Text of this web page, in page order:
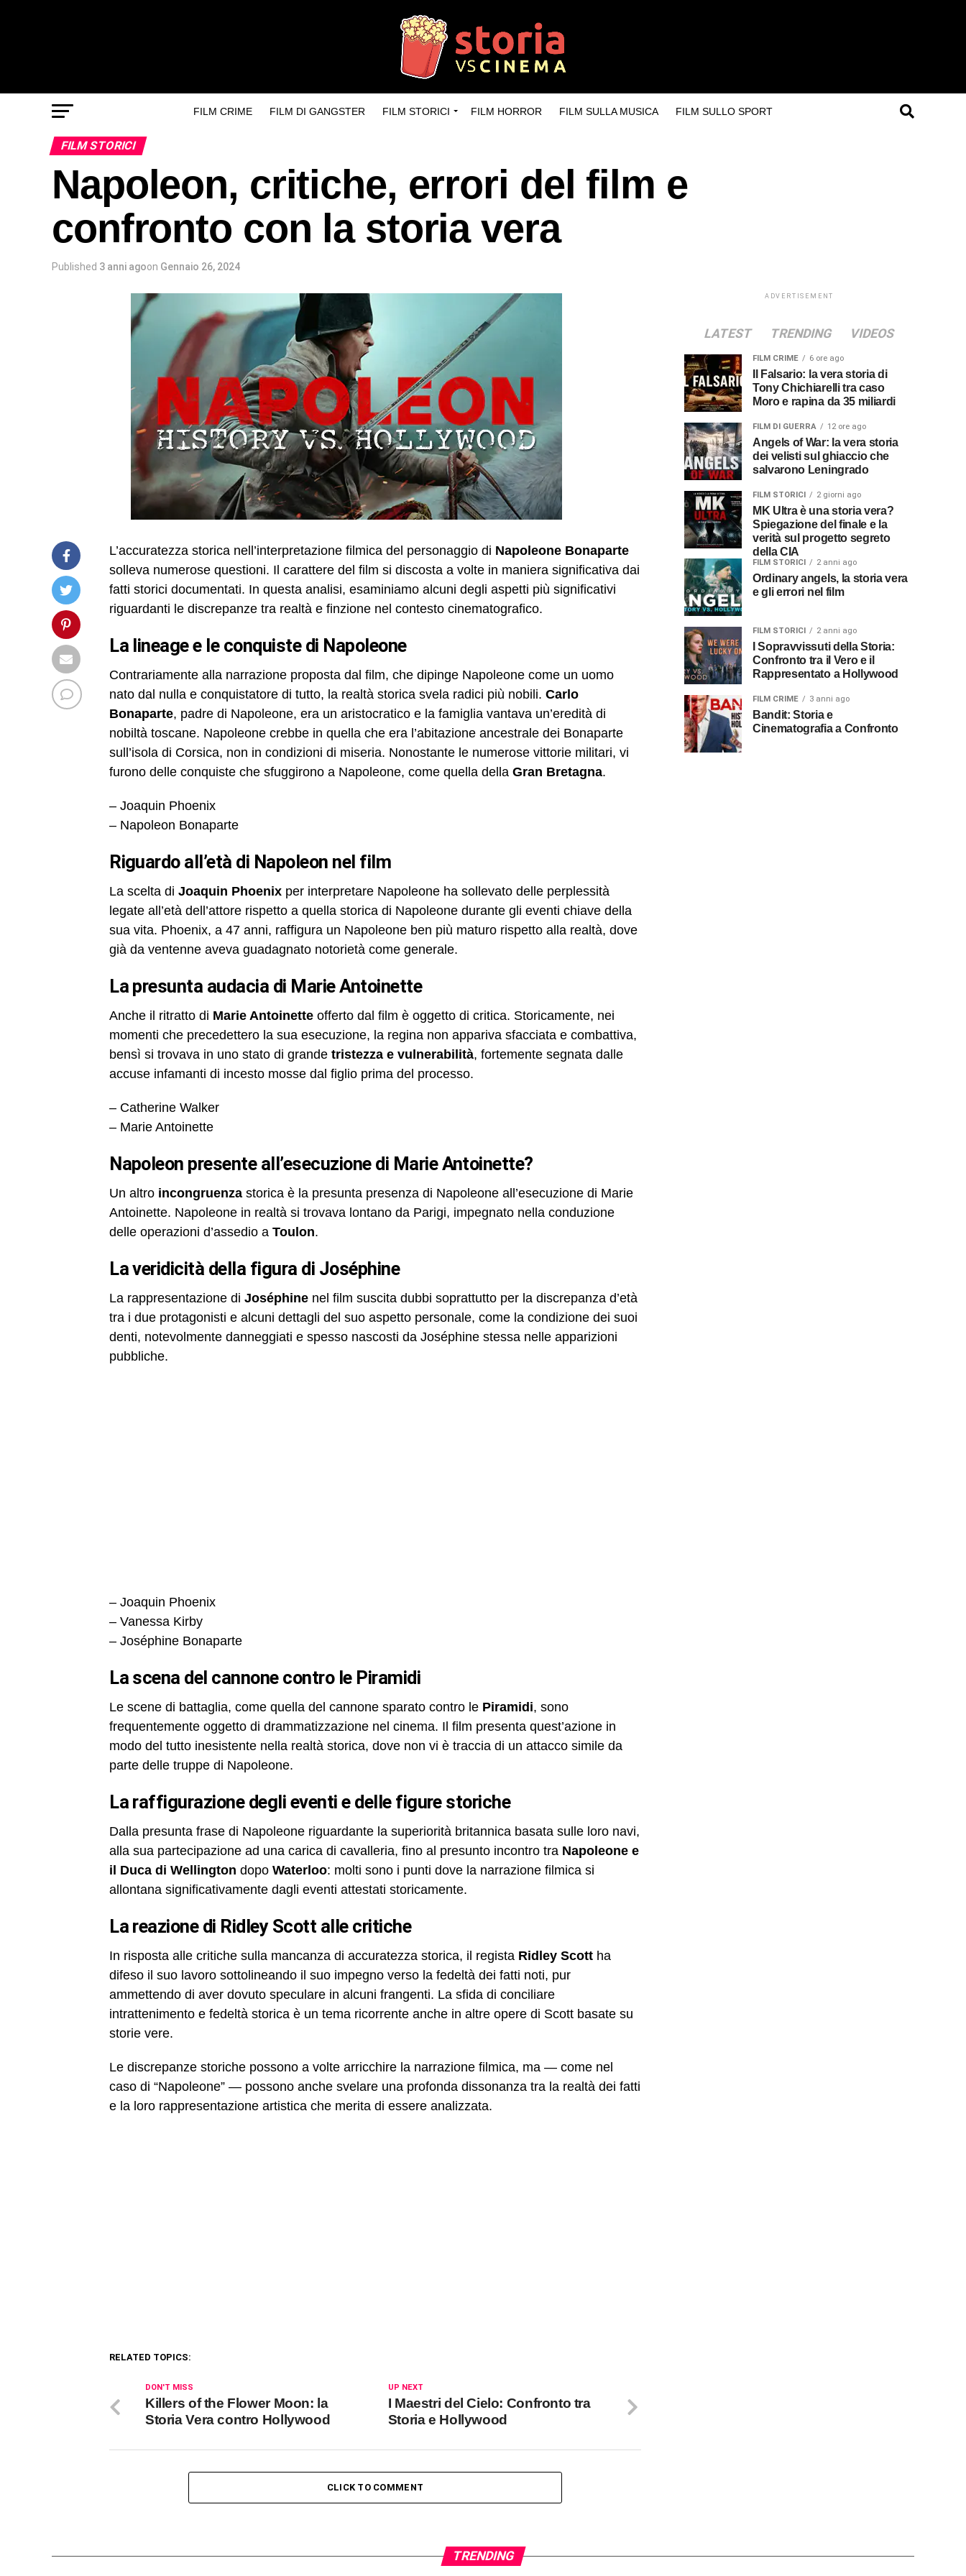
FILM CRIME FILM DI GANGSTER FILM STORICI FILM HORROR FILM SULLA MUSICA FILM SULLO SPORT
FILM STORICI
Napoleon, critiche, errori del film e
confronto con la storia vera
Published 3 anni agoon Gennaio 26, 2024
L’accuratezza storica nell’interpretazione filmica del personaggio di Napoleone Bonaparte
solleva numerose questioni. Il carattere del film si discosta a volte in maniera significativa dai
fatti storici documentati. In questa analisi, esaminiamo alcuni degli aspetti più significativi
riguardanti le discrepanze tra realtà e finzione nel contesto cinematografico.
la lineage e le conquiste di Napoleone
Contrariamente alla narrazione proposta dal film, che dipinge Napoleone come un uomo
nato dal nulla e conquistatore di tutto, la realtà storica svela radici più nobili. Carlo
Bonaparte, padre di Napoleone, era un aristocratico e la famiglia vantava un’eredità di
nobiltà toscane. Napoleone crebbe in quella che era l’abitazione ancestrale dei Bonaparte
sull’isola di Corsica, non in condizioni di miseria. Nonostante le numerose vittorie militari, vi
furono delle conquiste che sfuggirono a Napoleone, come quella della Gran Bretagna.
– Joaquin Phoenix
– Napoleon Bonaparte
riguardo all’età di Napoleon nel film
La scelta di Joaquin Phoenix per interpretare Napoleone ha sollevato delle perplessità
legate all’età dell’attore rispetto a quella storica di Napoleone durante gli eventi chiave della
sua vita. Phoenix, a 47 anni, raffigura un Napoleone ben più maturo rispetto alla realtà, dove
già da ventenne aveva guadagnato notorietà come generale.
la presunta audacia di Marie Antoinette
Anche il ritratto di Marie Antoinette offerto dal film è oggetto di critica. Storicamente, nei
momenti che precedettero la sua esecuzione, la regina non appariva sfacciata e combattiva,
bensì si trovava in uno stato di grande tristezza e vulnerabilità, fortemente segnata dalle
accuse infamanti di incesto mosse dal figlio prima del processo.
– Catherine Walker
– Marie Antoinette
Napoleon presente all’esecuzione di Marie Antoinette?
Un altro incongruenza storica è la presunta presenza di Napoleone all’esecuzione di Marie
Antoinette. Napoleone in realtà si trovava lontano da Parigi, impegnato nella conduzione
delle operazioni d’assedio a Toulon.
la veridicità della figura di Joséphine
La rappresentazione di Joséphine nel film suscita dubbi soprattutto per la discrepanza d’età
tra i due protagonisti e alcuni dettagli del suo aspetto personale, come la condizione dei suoi
denti, notevolmente danneggiati e spesso nascosti da Joséphine stessa nelle apparizioni
pubbliche.
– Joaquin Phoenix
– Vanessa Kirby
– Joséphine Bonaparte
la scena del cannone contro le Piramidi
Le scene di battaglia, come quella del cannone sparato contro le Piramidi, sono
frequentemente oggetto di drammatizzazione nel cinema. Il film presenta quest’azione in
modo del tutto inesistente nella realtà storica, dove non vi è traccia di un attacco simile da
parte delle truppe di Napoleone.
la raffigurazione degli eventi e delle figure storiche
Dalla presunta frase di Napoleone riguardante la superiorità britannica basata sulle loro navi,
alla sua partecipazione ad una carica di cavalleria, fino al presunto incontro tra Napoleone e
il Duca di Wellington dopo Waterloo: molti sono i punti dove la narrazione filmica si
allontana significativamente dagli eventi attestati storicamente.
la reazione di Ridley Scott alle critiche
In risposta alle critiche sulla mancanza di accuratezza storica, il regista Ridley Scott ha
difeso il suo lavoro sottolineando il suo impegno verso la fedeltà dei fatti noti, pur
ammettendo di aver dovuto speculare in alcuni frangenti. La sfida di conciliare
intrattenimento e fedeltà storica è un tema ricorrente anche in altre opere di Scott basate su
storie vere.
Le discrepanze storiche possono a volte arricchire la narrazione filmica, ma — come nel
caso di “Napoleone” — possono anche svelare una profonda dissonanza tra la realtà dei fatti
e la loro rappresentazione artistica che merita di essere analizzata.
RELATED TOPICS:
UP NEXT
I Maestri del Cielo: Confronto tra
Storia e Hollywood
DON'T MISS
Killers of the Flower Moon: la
Storia Vera contro Hollywood
CLICK TO COMMENT
ADVERTISEMENT
LATEST TRENDING VIDEOS
FILM CRIME 6 ore ago
Tony Chichiarelli tra caso
Moro e rapina da 35 miliardi
FILM DI GUERRA 12 ore ago
Angels of War: la vera storia
dei velisti sul ghiaccio che
salvarono Leningrado
FILM STORICI 2 giorni ago
MK Ultra è una storia vera?
Spiegazione del finale e la
verità sul progetto segreto
della CIA
FILM STORICI 2 anni ago
Ordinary angels, la storia vera
e gli errori nel film
FILM STORICI 2 anni ago
Confronto tra il Vero e il
Rappresentato a Hollywood
FILM CRIME 3 anni ago
Bandit: Storia e
Cinematografia a Confronto
TRENDING